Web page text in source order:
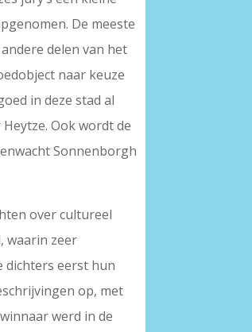
De meeste
delen van het
naar keuze
in deze stad al
Ook wordt de
Sonnenborgh
over cultureel
waarin zeer
dichters eerst hun
op, met
werd in de